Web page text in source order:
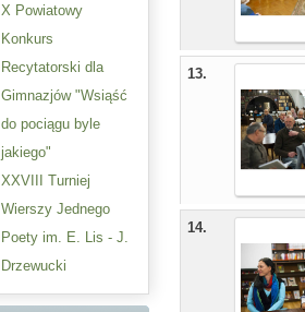
X Powiatowy
Konkurs
Recytatorski dla
Gimnazjów "Wsiąść
do pociągu byle
jakiego"
XXVIII Turniej
Wierszy Jednego
Poety im. E. Lis - J.
Drzewucki
13.
14.